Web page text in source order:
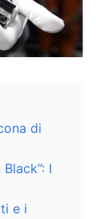
di
I
e i